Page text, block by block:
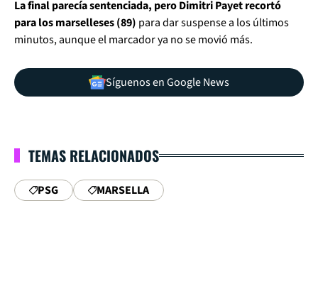
La final parecía sentenciada, pero Dimitri Payet recortó
para los marselleses (89) para dar suspense a los últimos
minutos, aunque el marcador ya no se movió más.
Síguenos en Google News
TEMAS RELACIONADOS
PSG MARSELLA